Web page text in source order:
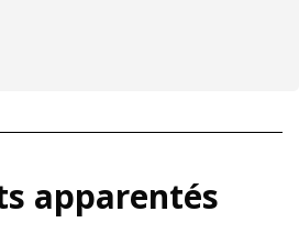
apparentés